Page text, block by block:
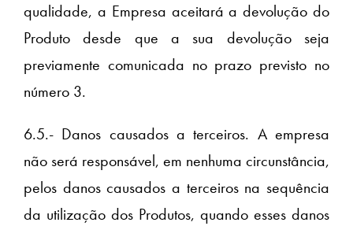
qualidade, a Empresa aceitará a devolução do
Produto desde que a sua devolução seja
previamente comunicada no prazo previsto no
número 3.
6.5.- Danos causados a terceiros. A empresa
não será responsável, em nenhuma circunstância,
pelos danos causados a terceiros na sequência
da utilização dos Produtos, quando esses danos